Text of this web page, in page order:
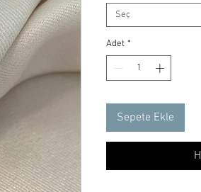
Seç
Adet *
Sepete Ekle